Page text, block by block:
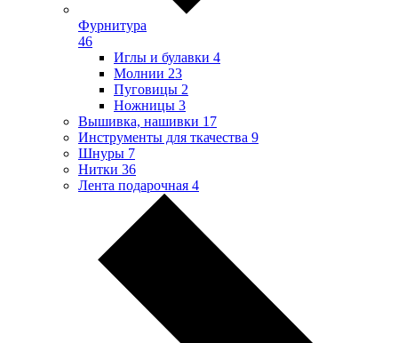
Фурнитура
46
Иглы и булавки 4
Молнии 23
Пуговицы 2
Ножницы 3
Вышивка, нашивки 17
Инструменты для ткачества 9
Шнуры 7
Нитки 36
Лента подарочная 4